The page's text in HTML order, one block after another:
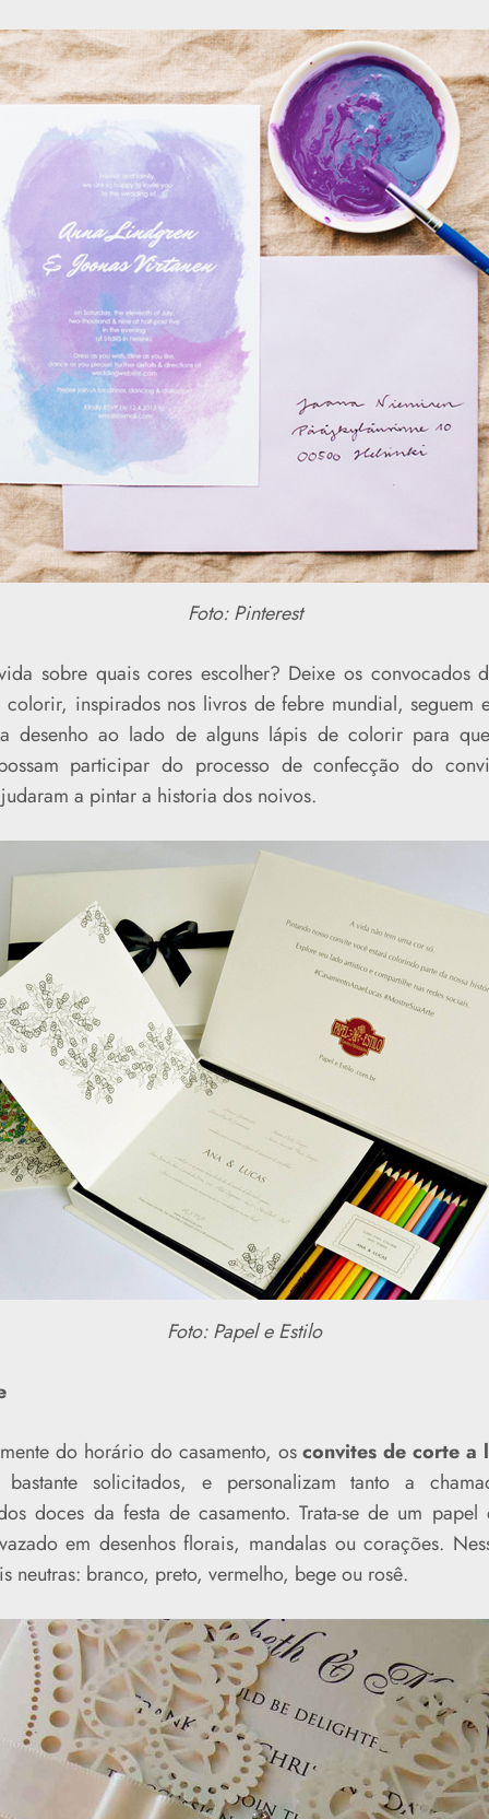
Foto: Pinterest
sobre quais cores escolher? Deixe os convocados
colorir, inspirados nos livros de febre mundial, seguem
desenho ao lado de alguns lápis de colorir para
participar do processo de confecção do
a pintar a historia dos noivos.
Foto: Papel e Estilo
do horário do casamento, osconvites de corte a
bastante solicitados, e personalizam tanto a
doces da festa de casamento. Trata-se de um
em desenhos florais, mandalas ou corações.
neutras: branco, preto, vermelho, bege ou rosê.